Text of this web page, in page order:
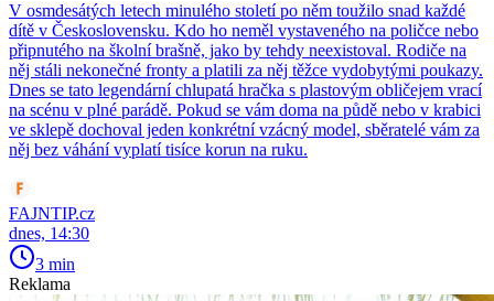
V osmdesátých letech minulého století po něm toužilo snad každé
dítě v Československu. Kdo ho neměl vystaveného na poličce nebo
připnutého na školní brašně, jako by tehdy neexistoval. Rodiče na
něj stáli nekonečné fronty a platili za něj těžce vydobytými poukazy.
Dnes se tato legendární chlupatá hračka s plastovým obličejem vrací
na scénu v plné parádě. Pokud se vám doma na půdě nebo v krabici
ve sklepě dochoval jeden konkrétní vzácný model, sběratelé vám za
něj bez váhání vyplatí tisíce korun na ruku.
FAJNTIP.cz
dnes, 14:30
3 min
Reklama